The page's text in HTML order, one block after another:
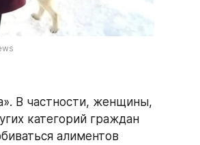
В частности, женщины,
категорий граждан
алиментов